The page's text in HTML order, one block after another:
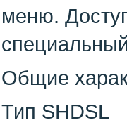
меню.
Общие
Тип SHDSL